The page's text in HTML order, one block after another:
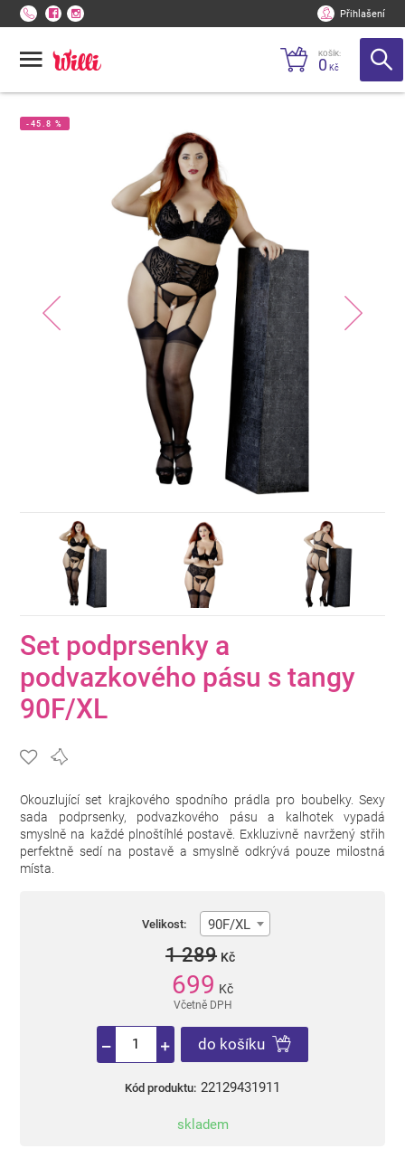
Přihlašení
KOŠÍK:
0 Kč
-45.8 %
Set podprsenky a
podvazkového pásu s tangy
90F/XL
Okouzlující set krajkového spodního prádla pro boubelky. Sexy
sada podprsenky, podvazkového pásu a kalhotek vypadá
smyslně na každé plnoštíhlé postavě. Exkluzivně navržený střih
perfektně sedí na postavě a smyslně odkrývá pouze milostná
místa.
Velikost: 90F/XL
1 289 Kč
699 Kč
Včetně DPH
do košíku
Kód produktu: 22129431911
skladem